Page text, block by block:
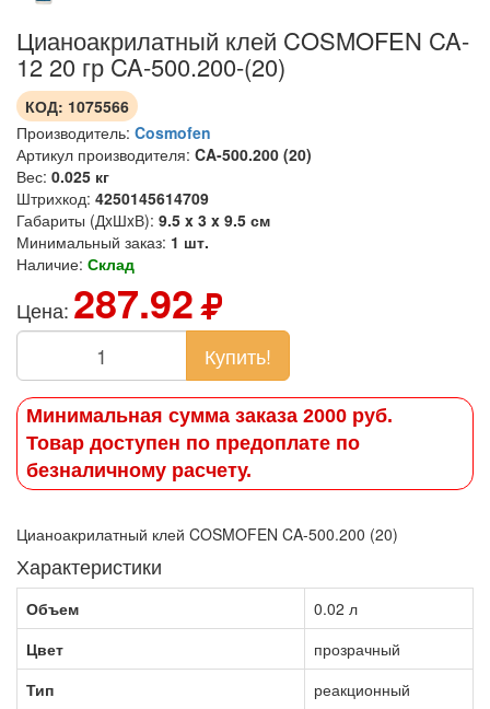
Цианоакрилатный клей COSMOFEN CA-
12 20 гр CA-500.200-(20)
КОД: 1075566
Производитель: Cosmofen
Артикул производителя: CA-500.200 (20)
Вес: 0.025 кг
Штрихкод: 4250145614709
Габариты (ДxШxВ): 9.5 x 3 x 9.5 см
Минимальный заказ: 1 шт.
Наличие: Склад
Цена: 287.92
Купить!
Минимальная сумма заказа 2000 руб.
Товар доступен по предоплате по
безналичному расчету.
Цианоакрилатный клей COSMOFEN CA-500.200 (20)
Характеристики
Объем
0.02 л
Цвет
прозрачный
Тип
реакционный